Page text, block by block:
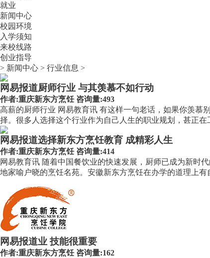
就业
新闻中心
校园环境
入学须知
来校线路
创业指导
> 新闻中心 > 行业信息 >
网易报道厨师行业 与其羡慕不如行动
作者:重庆新东方烹饪 咨询量:493
高薪的厨师行业 网易教育讯 有这样一句老话，如果你羡慕
择。很多人选择这个行业作为自己人生的职业规划，甚正在
网易报道选择新东方烹饪教育 成精彩人生
作者:重庆新东方烹饪 咨询量:414
网易教育讯 随着中国餐饮业的快速发展，厨师已成为新时
地家喻户晓的烹饪名苑。安徽新东方烹饪在办学的道理上有
网易报道业 技能很重要
作者:重庆新东方烹饪 咨询量:162